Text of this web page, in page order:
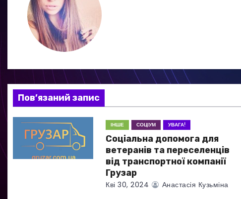
ц
і
я
а
Пов’язаний запис
ІНШЕ СОЦІУМ УВАГА!
Соціальна допомога для
ветеранів та переселенців
від транспортної компанії
Грузар
Кві 30, 2024 Анастасія Кузьміна